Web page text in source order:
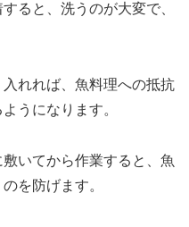
ると、洗うのが大変で、
れれば、魚料理への抵抗
うになります。
いてから作業すると、魚
を防げます。